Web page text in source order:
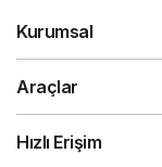
Kurumsal
Araçlar
Hızlı Erişim